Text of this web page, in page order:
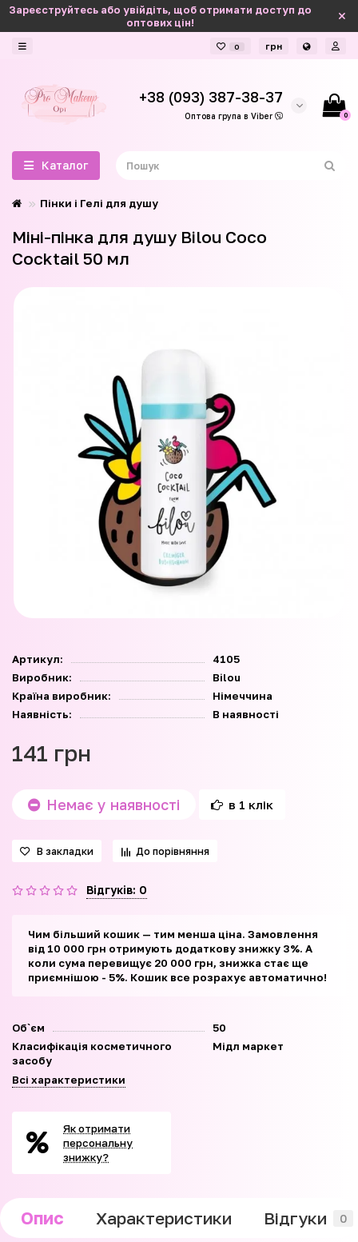
Зареєструйтесь або увійдіть, щоб отримати доступ до
оптових цін!
0 грн
+38 (093) 387-38-37
Оптова група в Viber 0
Каталог
Пінки і Гелі для душу
Міні-пінка для душу Bilou Coco
Cocktail 50 мл
Артикул:
4105
Виробник:
Bilou
Країна виробник:
Німеччина
Наявність:
В наявності
141 грн
Немає у наявності в 1 клік
В закладки До порівняння
Відгуків: 0
Чим більший кошик — тим менша ціна. Замовлення
від 10 000 грн отримують додаткову знижку 3%. А
коли сума перевищує 20 000 грн, знижка стає ще
приємнішою - 5%. Кошик все розрахує автоматично!
Об`єм
50
Класифікація косметичного
засобу
Мідл маркет
Всі характеристики
Як отримати
персональну
знижку?
Опис Характеристики Відгуки 0